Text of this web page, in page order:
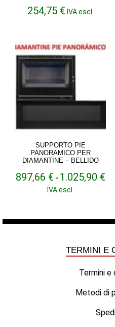
254,75 € IVA escl.
SUPPORTO PIE
PANORAMICO PER
DIAMANTINE – BELLIDO
897,66 € - 1.025,90 €
a
IVA escl.
TERMINI E
Termini e
Metodi di